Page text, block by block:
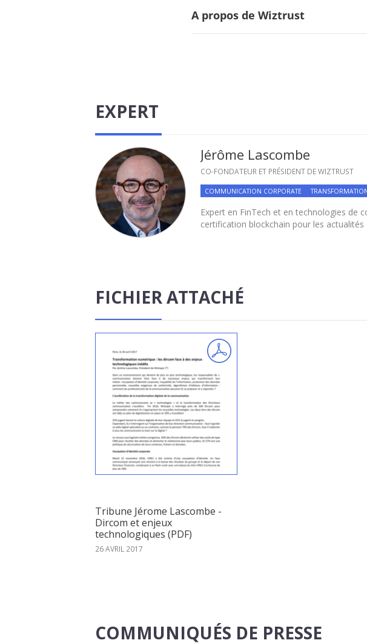
A propos de Wiztrust
EXPERT
Jérôme Lascombe
CO-FONDATEUR ET PRÉSIDENT DE WIZTRUST
COMMUNICATION CORPORATE
Expert en FinTech et en technologies de
certification blockchain pour les actualités
FICHIER ATTACHÉ
Tribune Jérome Lascombe -
Dircom et enjeux
technologiques (PDF)
26 AVRIL 2017
COMMUNIQUÉS DE PRESSE